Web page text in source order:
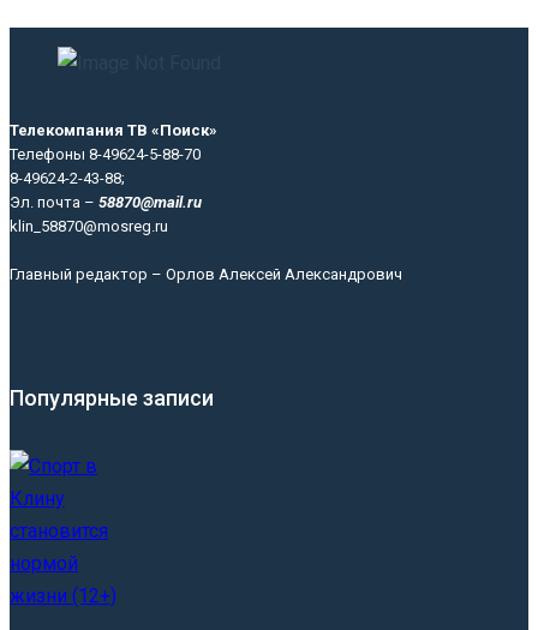
Телекомпания ТВ «Поиск»
Телефоны 8-49624-5-88-70
8-49624-2-43-88;
Эл. почта – 58870@mail.ru
klin_58870@mosreg.ru
Главный редактор – Орлов Алексей Александрович
Популярные записи